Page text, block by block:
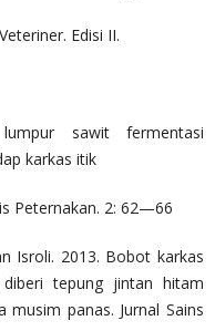
Edisi II.
sawit fermentasi
karkas itik
Peternakan. 2: 62—66
Isroli. 2013. Bobot karkas
tepung jintan hitam
panas. Jurnal Sains